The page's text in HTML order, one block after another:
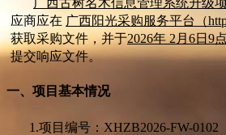
应商应在 广西阳光采购服务平台（
获取采购文件，并于2026年 2月6日9
提交响应文件。
一、项目基本情况
1.项目编号：XHZB2026-FW-0102